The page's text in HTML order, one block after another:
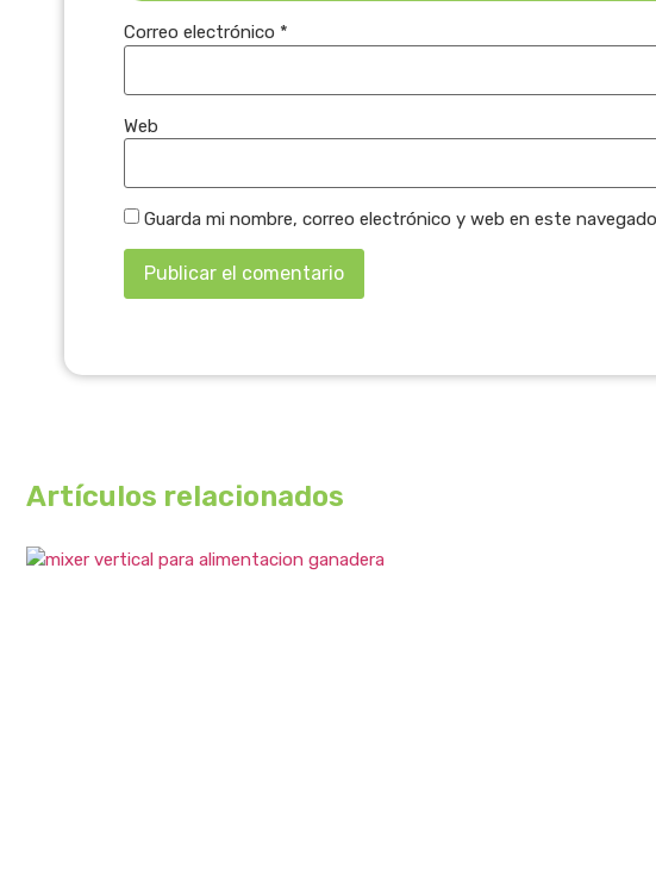
Correo electrónico *
Web
Guarda mi nombre, correo electrónico y web en este
Artículos relacionados